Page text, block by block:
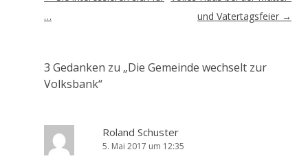
Navigation
…
und Vatertagsfeier →
3 Gedanken zu „Die Gemeinde wechselt zur
Volksbank“
Roland Schuster
5. Mai 2017 um 12:35